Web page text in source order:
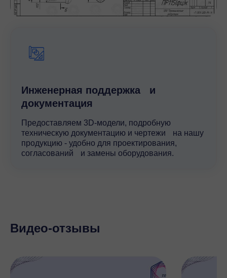
Инженерная поддержка и
документация
Предоставляем 3D-модели, подробную
техническую документацию и чертежи на нашу
продукцию - удобно для проектирования,
согласований и замены оборудования.
Видео-отзывы